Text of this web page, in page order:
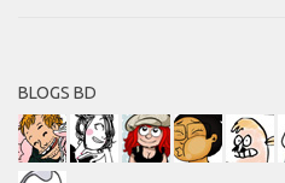
BLOGS BD